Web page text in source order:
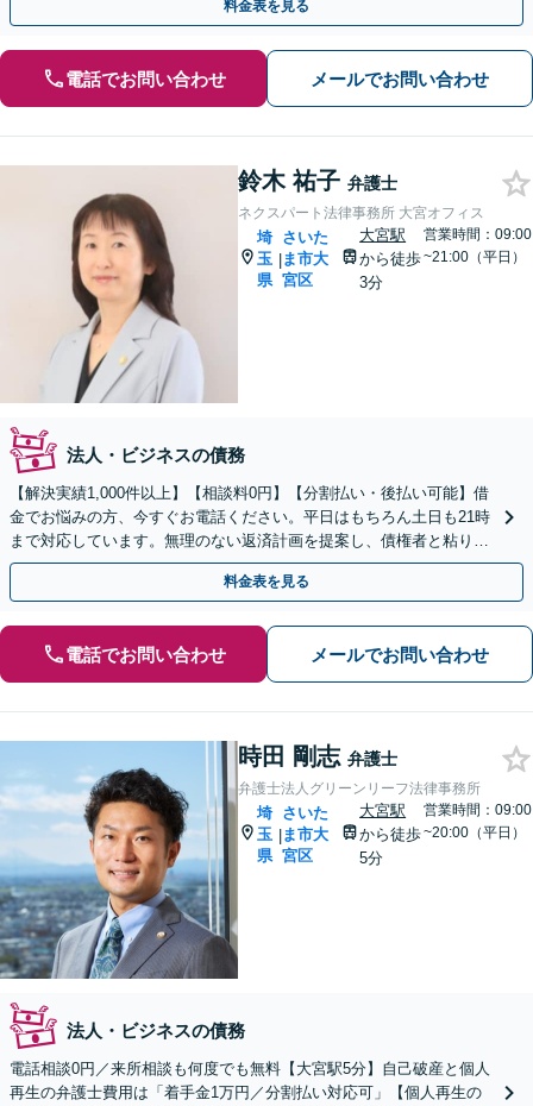
料金表を見る
電話でお問い合わせ メールでお問い合わせ
鈴木 祐子 弁護士
ネクスパート法律事務所 大宮オフィス
埼
玉
県
|
さいた
ま市大
宮区
大宮駅
から徒歩
3分
営業時間：09:00
~21:00（平日）
法人・ビジネスの債務
【解決実績1,000件以上】【相談料0円】【分割払い・後払い可能】借
金でお悩みの方、今すぐお電話ください。平日はもちろん土日も21時
まで対応しています。無理のない返済計画を提案し、債権者と粘り強
く交渉いたします。
料金表を見る
電話でお問い合わせ メールでお問い合わせ
時田 剛志 弁護士
弁護士法人グリーンリーフ法律事務所
埼
玉
県
|
さいた
ま市大
宮区
大宮駅
から徒歩
5分
営業時間：09:00
~20:00（平日）
法人・ビジネスの債務
電話相談0円／来所相談も何度でも無料【大宮駅5分】自己破産と個人
再生の弁護士費用は「着手金1万円／分割払い対応可」【個人再生の